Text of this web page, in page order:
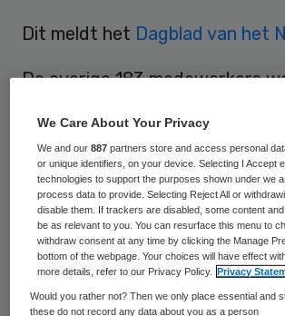
Dit meldt het Dagblad van het
De overige 183 medewerkers
Deze organisatie neemt een
van de taken van Senior Assist
waardoor de zorg voor een
de cliënten is verzekerd.
De eerste aandacht van de
PlasBossinade uit Groningen
We Care About Your Privacy
We and our887 partners store and access personal
or unique identifiers, on your device. Selecting I Accept
technologies to support the purposes shown under we
process data to provide. Selecting Reject All or
disable them. If trackers are disabled, some content
be as relevant to you. You can resurface this menu to
withdraw consent at any time by clicking the Manage
bottom of the webpage. Your choices will have effect
more details, refer to our Privacy Policy.
Privacy
Would you rather not? Then we only place essential and
these do not record any data about you as a person